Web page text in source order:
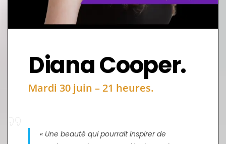
Diana Cooper.
Mardi 30 juin – 21 heures.
« Une beauté qui pourrait inspirer de